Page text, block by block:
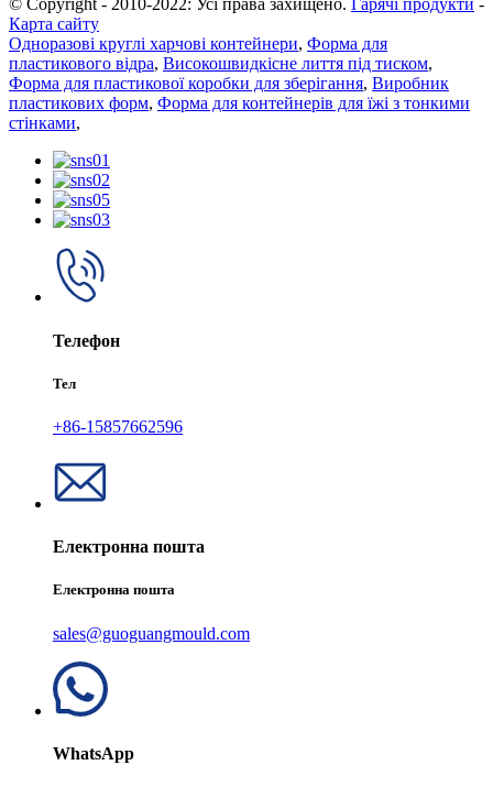
© Copyright - 2010-2022: Усі права захищено. Гарячі продукти -
Карта сайту
Одноразові круглі харчові контейнери, Форма для
пластикового відра, Високошвидкісне лиття під тиском,
Форма для пластикової коробки для зберігання, Виробник
пластикових форм, Форма для контейнерів для їжі з тонкими
стінками,
Телефон
Тел
+86-15857662596
Електронна пошта
Електронна пошта
sales@guoguangmould.com
WhatsApp